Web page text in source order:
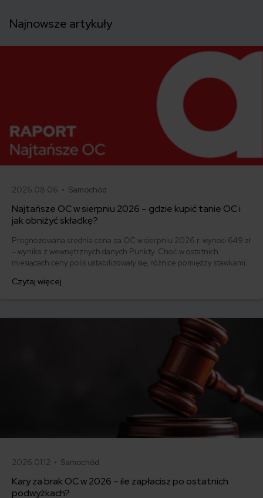
Najnowsze artykuły
2026.08.06 • Samochód
Najtańsze OC w sierpniu 2026 – gdzie kupić tanie OC i
jak obniżyć składkę?
Prognozowana średnia cena za OC w sierpniu 2026 r. wynosi 649 zł
– wynika z wewnętrznych danych Punkty. Choć w ostatnich
miesiącach ceny polis ustabilizowały się, różnice pomiędzy stawkami
500 zł, inni – powyżej 1500 zł. Gdzie znaleźć najtańsze OC w Polsce
Czytaj więcej
2026.01.12 • Samochód
Kary za brak OC w 2026 – ile zapłacisz po ostatnich
podwyżkach?